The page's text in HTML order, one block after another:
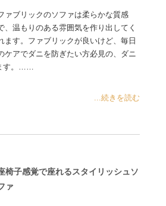
ァブリックのソファは柔らかな質感
、温もりのある雰囲気を作り出してく
ます。ファブリックが良いけど、毎日
ケアでダニを防ぎたい方必見の、ダニ
す。……
...続きを読む
椅子感覚で座れるスタイリッシュソ
ァ